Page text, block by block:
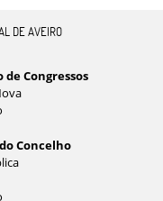
DE AVEIRO
Congressos
Concelho